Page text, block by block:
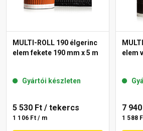
MULTI-ROLL 190 élgerinc
elem fekete 190 mm x 5 m
Gyártói készleten
5 530 Ft / tekercs
1 106 Ft / m
elem
7
1 588